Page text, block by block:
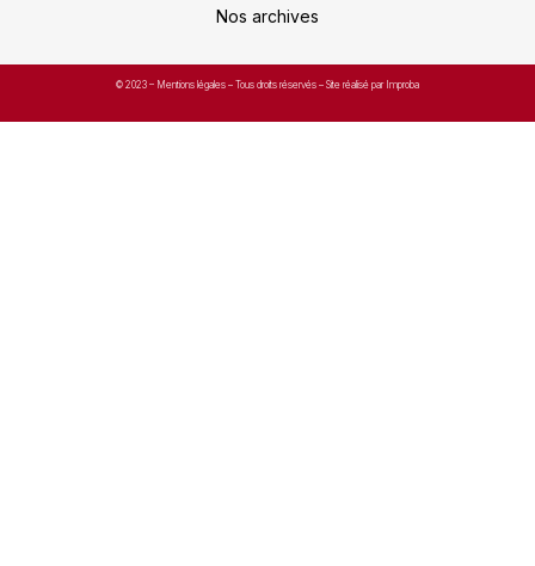
Nos archives
© 2023 – Mentions légales – Tous droits réservés – Site réalisé par Improba